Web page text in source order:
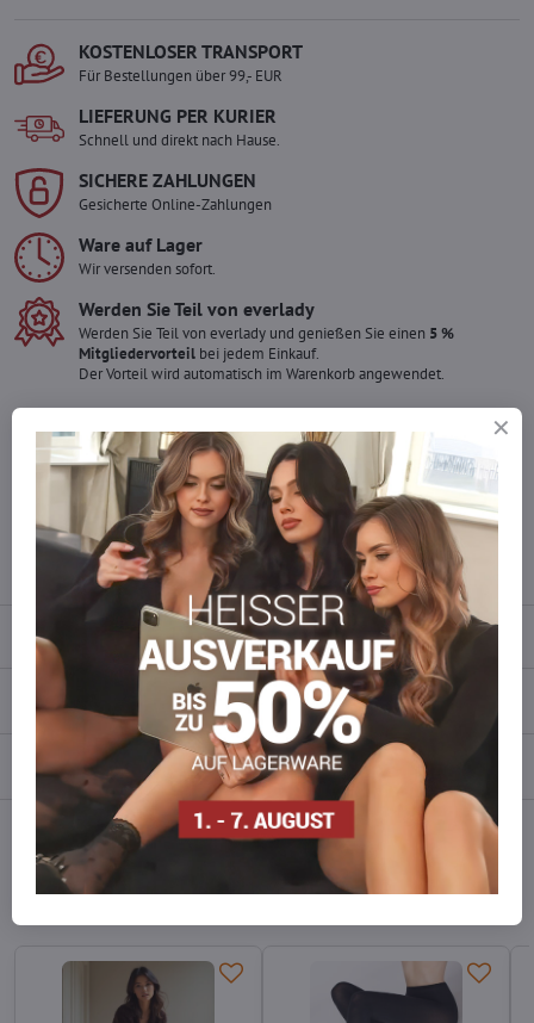
KOSTENLOSER TRANSPORT
Für Bestellungen über 99,- EUR
LIEFERUNG PER KURIER
Schnell und direkt nach Hause.
SICHERE ZAHLUNGEN
Gesicherte Online-Zahlungen
Ware auf Lager
Wir versenden sofort.
Werden Sie Teil von everlady
Werden Sie Teil von everlady und genießen Sie einen 5 %
Mitgliedervorteil bei jedem Einkauf.
Der Vorteil wird automatisch im Warenkorb angewendet.
Möchten Sie mehr bestellen ?
Zögern Sie nicht, uns zu kontaktieren, wir füllen die Ware für Sie
info​​@everlady​​.eu
Beschreibung
Bewertungen
Diskussion 0
FacebookTwitter WhatsApp